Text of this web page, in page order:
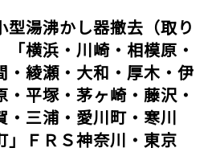
型湯沸かし器撤去（取り
横浜・川崎・相模原・
・綾瀬・大和・厚木・伊
平塚・茅ヶ崎・藤沢・
・三浦・愛川町・寒川
」ＦＲＳ神奈川・東京